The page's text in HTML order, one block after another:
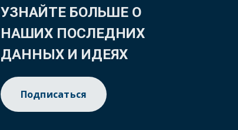
УЗНАЙТЕ БОЛЬШЕ О
НАШИХ ПОСЛЕДНИХ
ДАННЫХ И ИДЕЯХ
Подписаться